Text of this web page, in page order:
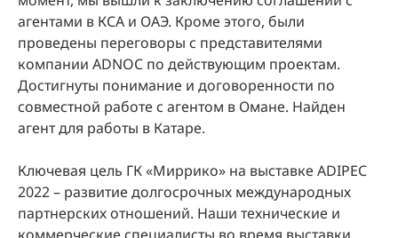
агентами в КСА и ОАЭ. Кроме этого, были
проведены переговоры с представителями
компании ADNOC по действующим проектам.
Достигнуты понимание и договоренности по
совместной работе с агентом в Омане. Найден
агент для работы в Катаре.
Ключевая цель ГК «Миррико» на выставке ADIPEC
2022 – развитие долгосрочных международных
партнерских отношений. Наши технические и